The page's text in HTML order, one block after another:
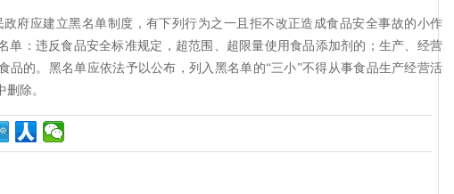
府应建立黑名单制度，有下列行为之一且拒不改正造成食品安全事故的小作
单：违反食品安全标准规定，超范围、超限量使用食品添加剂的；生产、经营
品的。黑名单应依法予以公布，列入黑名单的“三小”不得从事食品生产经营活
除。